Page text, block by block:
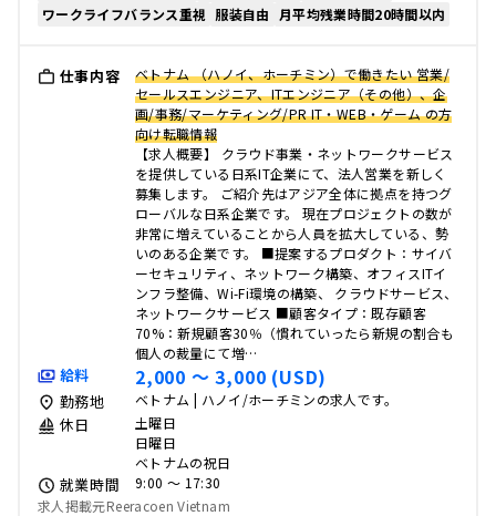
ワークライフバランス重視 服装自由 月平均残業時間20時間以内
仕事内容
ベトナム （ハノイ、ホーチミン）で働きたい 営業/
セールスエンジニア、ITエンジニア（その他）、企
画/事務/マーケティング/PR IT・WEB・ゲーム の方
向け転職情報
【求人概要】 クラウド事業・ネットワークサービス
を提供している日系IT企業にて、法人営業を新しく
募集します。 ご紹介先はアジア全体に拠点を持つグ
ローバルな日系企業です。 現在プロジェクトの数が
非常に増えていることから人員を拡大している、勢
いのある企業です。 ■提案するプロダクト：サイバ
ーセキュリティ、ネットワーク構築、オフィスITイ
ンフラ整備、Wi-Fi環境の構築、 クラウドサービス、
ネットワークサービス ■顧客タイプ：既存顧客
70%：新規顧客30％（慣れていったら新規の割合も
個人の裁量にて増…
給料 2,000 〜 3,000 (USD)
勤務地 ベトナム | ハノイ/ホーチミンの求人です。
休日
土曜日
日曜日
ベトナムの祝日
就業時間
9:00 〜 17:30
求人掲載元Reeracoen Vietnam